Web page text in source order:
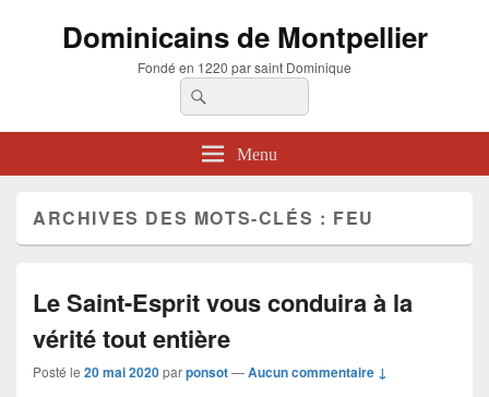
Dominicains de Montpellier
Fondé en 1220 par saint Dominique
Recherche :
Menu
ARCHIVES DES MOTS-CLÉS : FEU
Le Saint-Esprit vous conduira à la
vérité tout entière
Posté le 20 mai 2020parponsot—Aucun commentaire ↓